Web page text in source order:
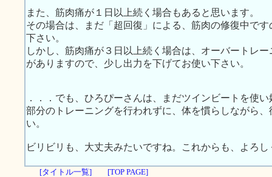
また、筋肉痛が１日以上続く場合もあると思います。
その場合は、まだ「超回復」による、筋肉の修復中で
下さい。
しかし、筋肉痛が３日以上続く場合は、オーバートレ
がありますので、少し出力を下げてお使い下さい。
．．．でも、ひろぴーさんは、まだツインビートを使
部分のトレーニングを行われずに、体を慣らしながら
い。
ビリビリも、大丈夫みたいですね。これからも、よろ
[タイトル一覧] [TOP PAGE]